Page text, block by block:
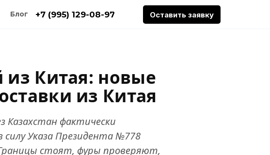
Оставить заявку
+7 (995) 129-08-97
Блог
из Китая: новые
из Китая
Казахстан фактически
силу Указа Президента №778
стоят, фуры проверяют,